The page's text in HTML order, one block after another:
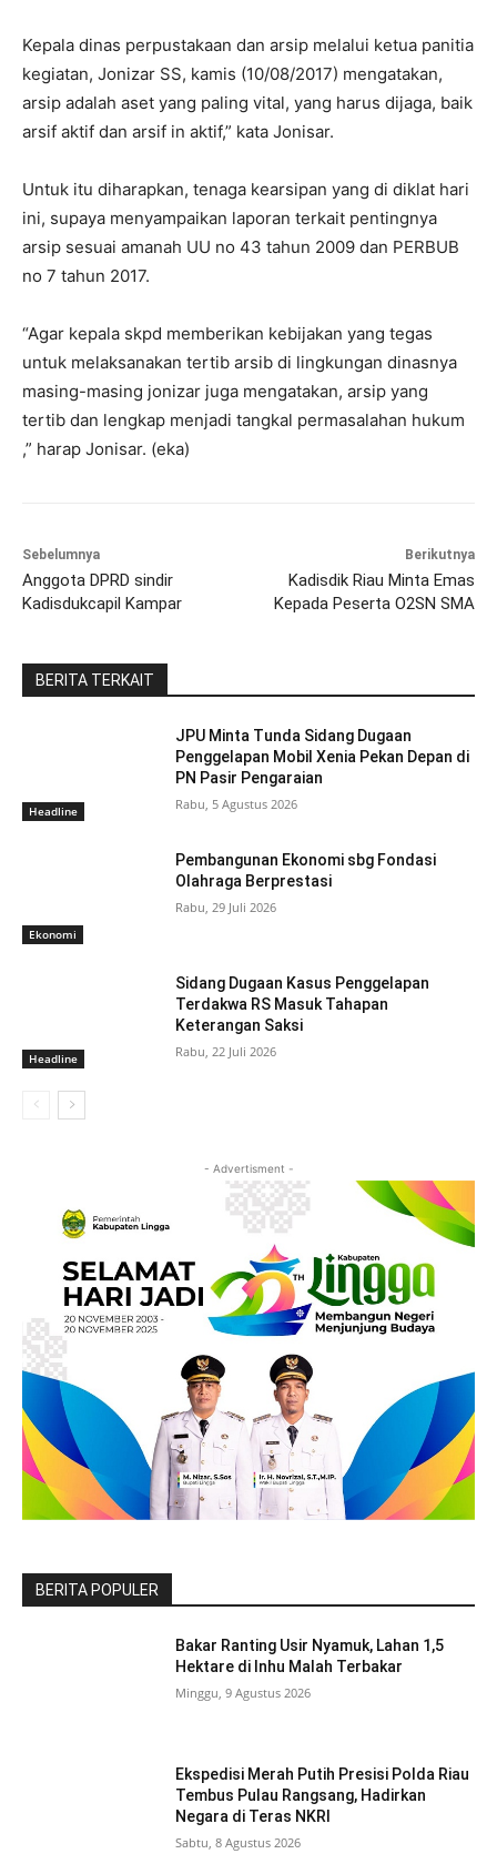
Kepala dinas perpustakaan dan arsip melalui ketua panitia
kegiatan, Jonizar SS, kamis (10/08/2017) mengatakan,
arsip adalah aset yang paling vital, yang harus dijaga, baik
arsif aktif dan arsif in aktif,” kata Jonisar.
Untuk itu diharapkan, tenaga kearsipan yang di diklat hari
ini, supaya menyampaikan laporan terkait pentingnya
arsip sesuai amanah UU no 43 tahun 2009 dan PERBUB
no 7 tahun 2017.
“Agar kepala skpd memberikan kebijakan yang tegas
untuk melaksanakan tertib arsib di lingkungan dinasnya
masing-masing jonizar juga mengatakan, arsip yang
tertib dan lengkap menjadi tangkal permasalahan hukum
,” harap Jonisar. (eka)
Sebelumnya
Anggota DPRD sindir
Kadisdukcapil Kampar
Berikutnya
Kadisdik Riau Minta Emas
Kepada Peserta O2SN SMA
BERITA TERKAIT
Headline
JPU Minta Tunda Sidang Dugaan
Penggelapan Mobil Xenia Pekan Depan di
PN Pasir Pengaraian
Rabu, 5 Agustus 2026
Ekonomi
Pembangunan Ekonomi sbg Fondasi
Olahraga Berprestasi
Rabu, 29 Juli 2026
Headline
Sidang Dugaan Kasus Penggelapan
Terdakwa RS Masuk Tahapan
Keterangan Saksi
Rabu, 22 Juli 2026
- Advertisment -
BERITA POPULER
Bakar Ranting Usir Nyamuk, Lahan 1,5
Hektare di Inhu Malah Terbakar
Minggu, 9 Agustus 2026
Ekspedisi Merah Putih Presisi Polda Riau
Tembus Pulau Rangsang, Hadirkan
Negara di Teras NKRI
Sabtu, 8 Agustus 2026